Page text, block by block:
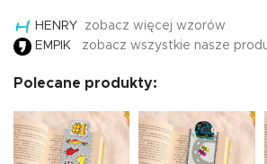
HENRY zobacz więcej wzorów
EMPIK zobacz wszystkie nasze
Polecane produkty: